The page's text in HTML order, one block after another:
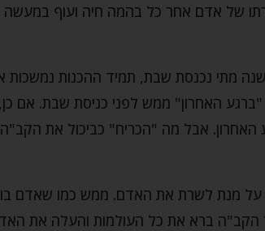
של אדם אחר כל בהמה חיה ועוף במעשה
מתי נכנסת שבת, תמיד ההכנות נמשכות
האחרון" ממש לפני כניסת שבת. אם
אבל מה "הכריח" כביכול את
מנת לשרת את האדם. ממש כמו שאדם
הקב"ה ברא את כל העולמות והעלה את